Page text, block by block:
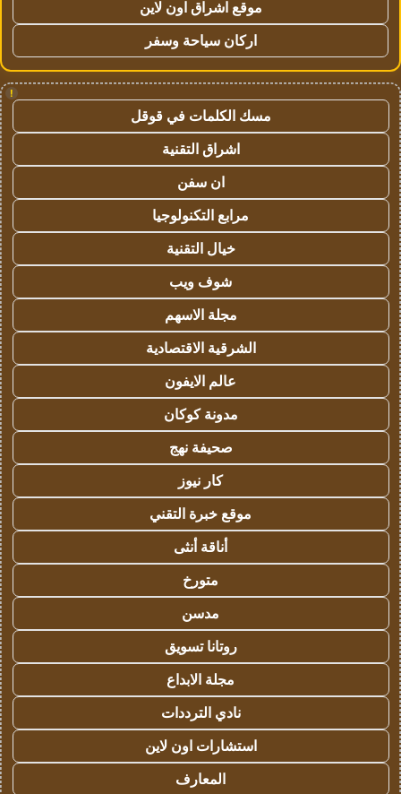
موقع اشراق اون لاين
اركان سياحة وسفر
!
مسك الكلمات في قوقل
اشراق التقنية
ان سفن
مرابع التكنولوجيا
خيال التقنية
شوف ويب
مجلة الاسهم
الشرقية الاقتصادية
عالم الايفون
مدونة كوكان
صحيفة نهج
كار نيوز
موقع خبرة التقني
أناقة أنثى
متورخ
مدسن
روتانا تسويق
مجلة الابداع
نادي الترددات
استشارات اون لاين
المعارف